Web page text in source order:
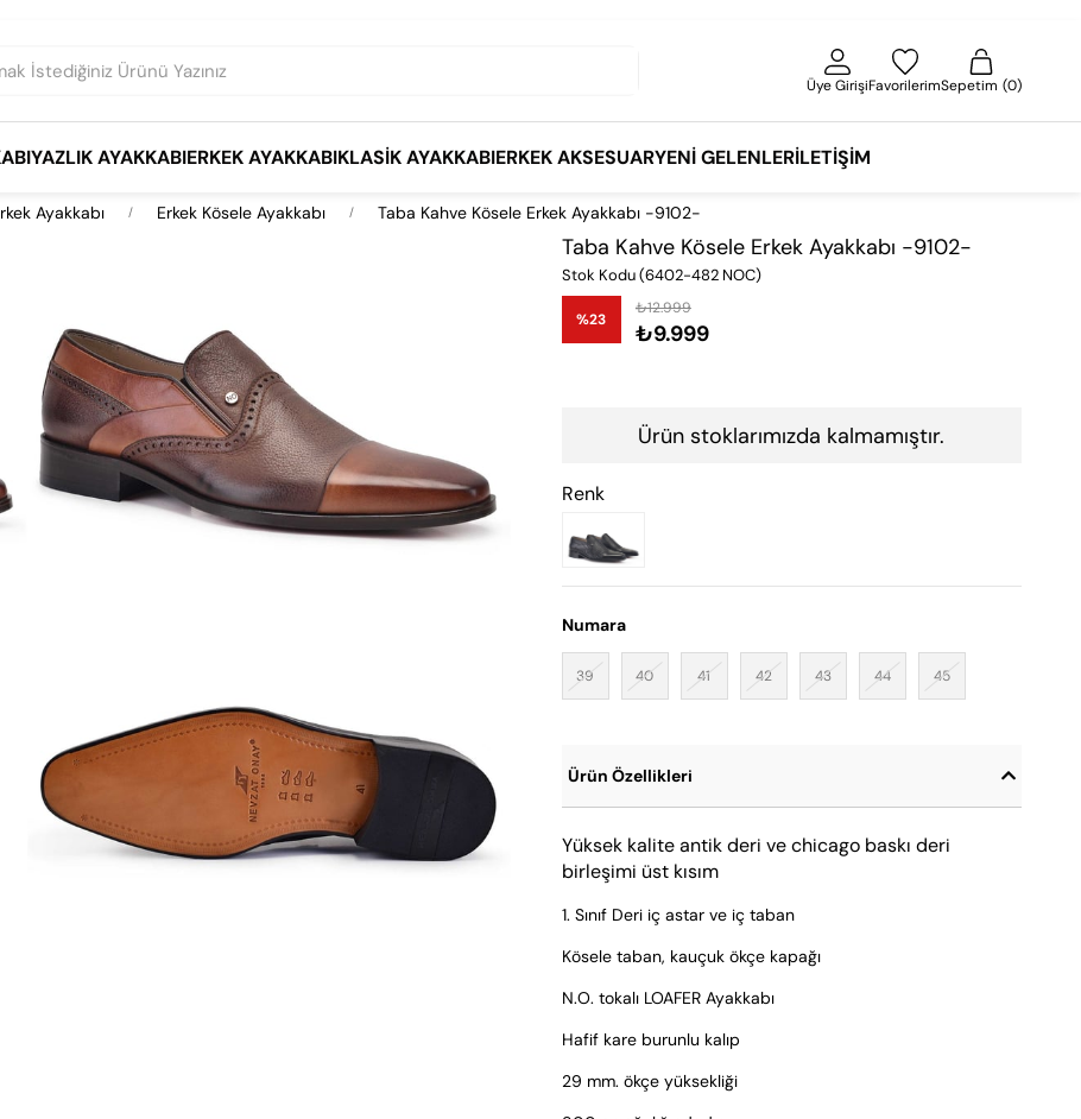
Üye GirişiFavorilerimSepetim 0
YAZLIK AYAKKABIERKEK AYAKKABIKLASIK AYAKKABIERKEK AKSESUARYENI GELENLERİLETIŞIM
Ayakkabı Erkek Kösele Ayakkabı Taba Kahve Kösele Erkek Ayakkabı -9102-
Taba Kahve Kösele Erkek Ayakkabı -9102-
Stok Kodu(6402-482 NOC)
%23
İndirim
₺12.999
₺9.999
Ürün stoklarımızda kalmamıştır.
Renk
Numara
39 40 41 42 43 44 45
Ürün Özellikleri
Yüksek kalite antik deri ve chicago baskı deri
birleşimi üst kısım
1. Sınıf Deri iç astar ve iç taban
Kösele taban, kauçuk ökçe kapağı
N.O. tokalı LOAFER Ayakkabı
Hafif kare burunlu kalıp
29 mm. ökçe yüksekliği